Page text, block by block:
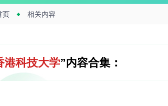
页 相关内容
港科技大学”内容合集：